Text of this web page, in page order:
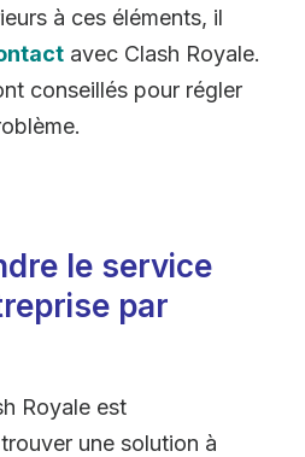
à ces éléments, il
avec Clash Royale.
conseillés pour régler
le service
par
Royale est
une solution à